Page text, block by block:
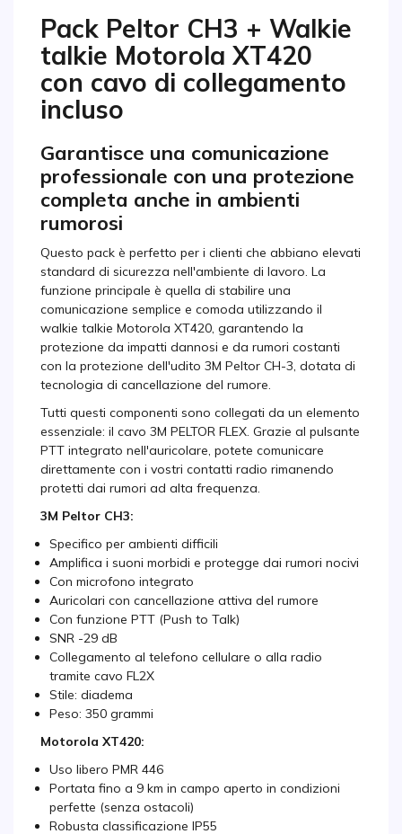
Pack Peltor CH3 + Walkie
talkie Motorola XT420
con cavo di collegamento
incluso
Garantisce una comunicazione
professionale con una protezione
completa anche in ambienti
rumorosi
Questo pack è perfetto per i clienti che abbiano elevati
standard di sicurezza nell'ambiente di lavoro. La
funzione principale è quella di stabilire una
comunicazione semplice e comoda utilizzando il
walkie talkie Motorola XT420, garantendo la
protezione da impatti dannosi e da rumori costanti
con la protezione dell'udito 3M Peltor CH-3, dotata di
tecnologia di cancellazione del rumore.
Tutti questi componenti sono collegati da un elemento
essenziale: il cavo 3M PELTOR FLEX. Grazie al pulsante
PTT integrato nell'auricolare, potete comunicare
direttamente con i vostri contatti radio rimanendo
protetti dai rumori ad alta frequenza.
3M Peltor CH3:
Specifico per ambienti difficili
Amplifica i suoni morbidi e protegge dai rumori nocivi
Con microfono integrato
Auricolari con cancellazione attiva del rumore
Con funzione PTT (Push to Talk)
SNR -29 dB
Collegamento al telefono cellulare o alla radio
tramite cavo FL2X
Stile: diadema
Peso: 350 grammi
Motorola XT420:
Uso libero PMR 446
Portata fino a 9 km in campo aperto in condizioni
perfette (senza ostacoli)
Robusta classificazione IP55